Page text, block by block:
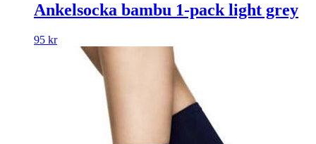
Ankelsocka bambu 1-pack light grey
95 kr